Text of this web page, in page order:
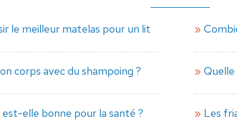
le meilleur matelas pour un lit
corps avec du shampoing ?
elle bonne pour la santé ? Les